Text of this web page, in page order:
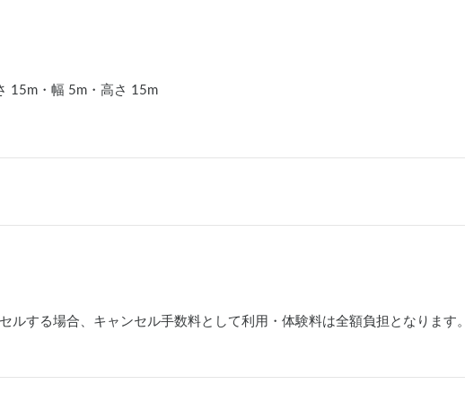
15m ・幅 5m ・高さ 15m
ルする場合、キャンセル手数料として利用・体験料は全額負担となります。